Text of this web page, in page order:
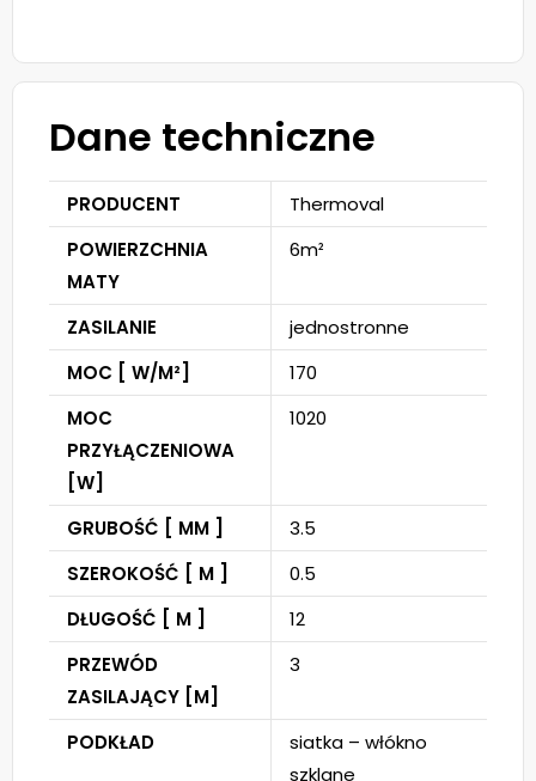
Dane techniczne
PRODUCENT
Thermoval
POWIERZCHNIA
MATY
6m²
ZASILANIE
jednostronne
MOC [ W/M²]
170
MOC
PRZYŁĄCZENIOWA
[W]
1020
GRUBOŚĆ [ MM ]
3.5
SZEROKOŚĆ [ M ]
0.5
DŁUGOŚĆ [ M ]
12
PRZEWÓD
ZASILAJĄCY [M]
3
PODKŁAD
siatka – włókno
szklane